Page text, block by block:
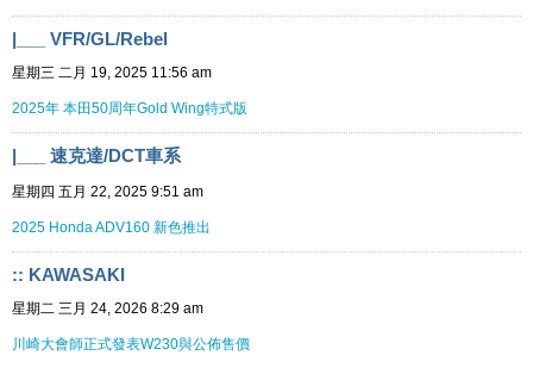
|___ VFR/GL/Rebel
星期三 二月 19, 2025 11:56 am
2025年 本田50周年Gold Wing特式版
|___ 速克達/DCT車系
星期四 五月 22, 2025 9:51 am
2025 Honda ADV160 新色推出
:: KAWASAKI
星期二 三月 24, 2026 8:29 am
川崎大會師正式發表W230與公佈售價